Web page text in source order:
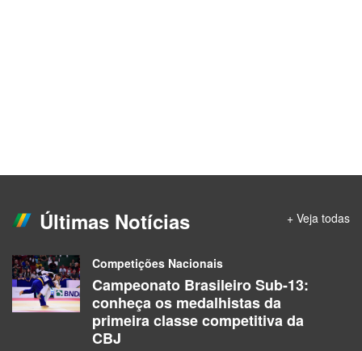
Últimas Notícias + Veja todas
Competições Nacionais
Campeonato Brasileiro Sub-13:
conheça os medalhistas da
primeira classe competitiva da
CBJ